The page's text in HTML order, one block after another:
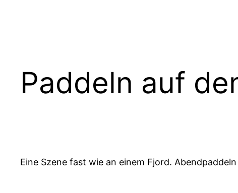
Paddeln auf
Eine Szene fast wie an einem Fjord.